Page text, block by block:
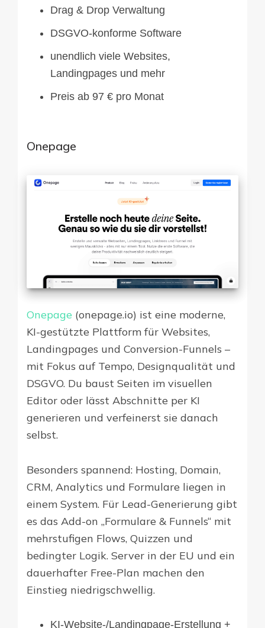
Drag & Drop Verwaltung
DSGVO-konforme Software
unendlich viele Websites,
Landingpages und mehr
Preis ab 97 € pro Monat
Onepage
Onepage (onepage.io) ist eine moderne,
KI-gestützte Plattform für Websites,
Landingpages und Conversion-Funnels –
mit Fokus auf Tempo, Designqualität und
DSGVO. Du baust Seiten im visuellen
Editor oder lässt Abschnitte per KI
generieren und verfeinerst sie danach
selbst.
Besonders spannend: Hosting, Domain,
CRM, Analytics und Formulare liegen in
einem System. Für Lead-Generierung gibt
es das Add-on „Formulare & Funnels“ mit
mehrstufigen Flows, Quizzen und
bedingter Logik. Server in der EU und ein
dauerhafter Free-Plan machen den
Einstieg niedrigschwellig.
KI-Website-/Landingpage-Erstellung +